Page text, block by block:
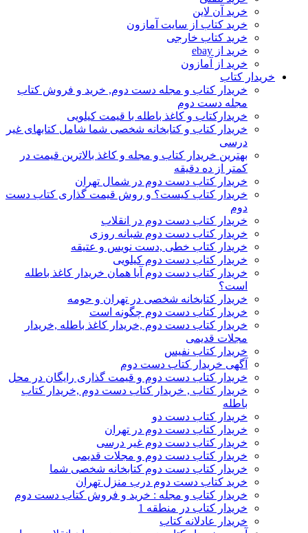
خرید آن لاین
خرید کتاب از سایت آمازون
خرید کتاب خارجی
خرید از ebay
خرید از آمازون
خریدار کتاب
خریدار کتاب و مجله دست دوم, خرید و فروش کتاب
مجله دست دوم
خریدارکتاب و کاغذ باطله با قیمت کیلویی
خریدار کتاب و کتابخانه شخصی شما شامل کتابهای غیر
درسی
بهترین خریدار کتاب و مجله و کاغذ بالاترین قیمت در
کمتر از ده دقیقه
خریدار کتاب دست دوم در شمال تهران
خریدار کتاب کیست؟ و روش قیمت گذاری کتاب دست
دوم
خریدار کتاب دست دوم در انقلاب
خریدار کتاب دست دوم شبانه روزی
خریدار کتاب خطی ,دست نویس و عتیقه
خریدار کتاب دست دوم کیلویی
خریدار کتاب دست دوم آیا همان خریدار کاغذ باطله
است؟
خریدار کتابخانه شخصی در تهران و حومه
خریدار کتاب دست دوم چگونه است
خریدار کتاب دست دوم ,خریدار کاغذ باطله ,خریدار
مجلات قدیمی
خریدار کتاب نفیس
آگهی خریدار کتاب دست دوم
خریدار کتاب دست دوم و قیمت گذاری رایگان در محل
خریدار کتاب , خریدار کتاب دست دوم ,خریدار کتاب
باطله
خریدار کتاب دست دو
خریدار کتاب دست دوم در تهران
خریدار کتاب دست دوم غیر درسی
خریدار کتاب دست دوم و مجلات قدیمی
خریدار کتاب دست دوم کتابخانه شخصی شما
خرید کتاب دست دوم درب منزل تهران
خریدار کتاب و مجله : خرید و فروش کتاب دست دوم
خریدار کتاب در منطقه 1
خریدار عادلانه کتاب